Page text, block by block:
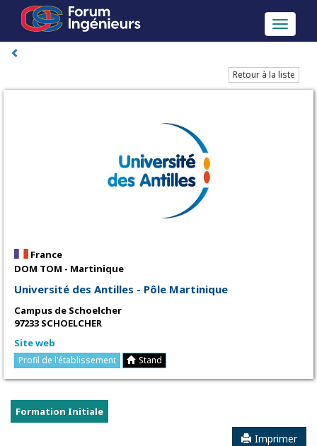
Toggle
Retour à la liste
France
DOM TOM - Martinique
Université des Antilles - Pôle Martinique
Campus de Schoelcher
97233 SCHOELCHER
Site web
Profil de l'établissement Stand
Formation Initiale
Imprimer